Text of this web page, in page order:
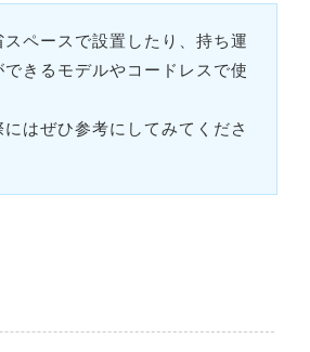
ペースで設置したり、持ち運
きるモデルやコードレスで使
はぜひ参考にしてみてくださ